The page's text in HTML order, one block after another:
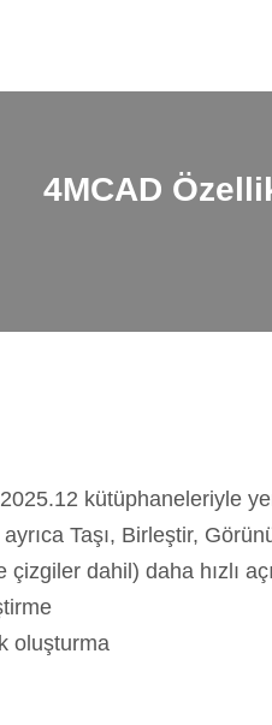
4MCAD
kütüphaneleriyle
Taşı, Birleştir,
dahil) daha hızlı
oluşturma